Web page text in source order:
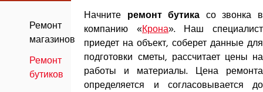
Начните
ремонт бутика со звонка в
компанию «Крона». Наш специалист
приедет на объект, соберет данные для
подготовки сметы, рассчитает цены на
работы и материалы. Цена ремонта
определяется и согласовывается до
Ремонт
магазинов
Ремонт
бутиков